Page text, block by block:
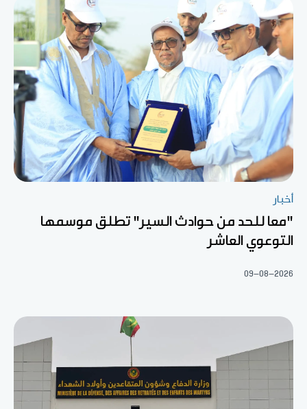
أخبار
"معا للحد من حوادث السير" تطلق موسمها
التوعوي العاشر
09-08-2026